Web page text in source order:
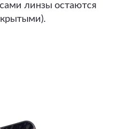
линзы остаются